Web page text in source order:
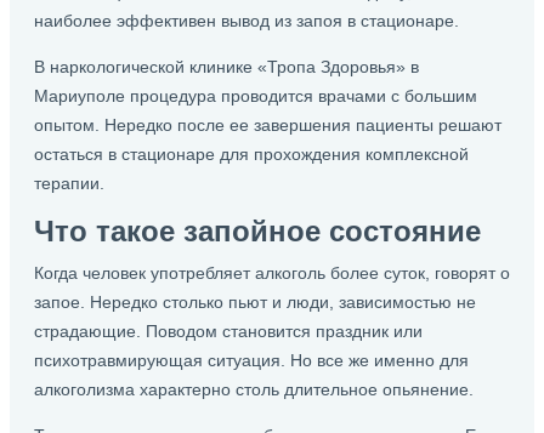
наиболее эффективен вывод из запоя в стационаре.
В наркологической клинике «Тропа Здоровья» в
Мариуполе процедура проводится врачами с большим
опытом. Нередко после ее завершения пациенты решают
остаться в стационаре для прохождения комплексной
терапии.
Что такое запойное состояние
Когда человек употребляет алкоголь более суток, говорят о
запое. Нередко столько пьют и люди, зависимостью не
страдающие. Поводом становится праздник или
психотравмирующая ситуация. Но все же именно для
алкоголизма характерно столь длительное опьянение.